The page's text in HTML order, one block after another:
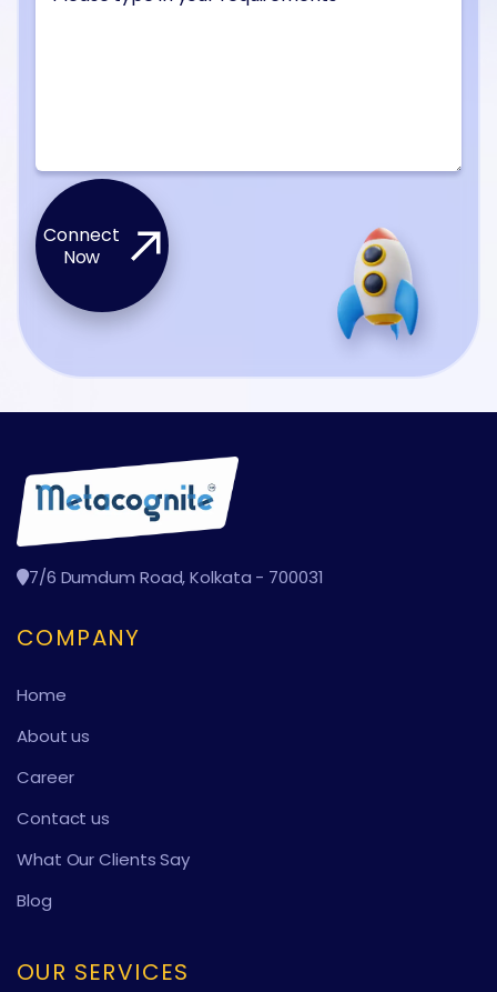
Connect
Now
7/6 Dumdum Road, Kolkata - 700031
COMPANY
Home
About us
Career
Contact us
What Our Clients Say
Blog
OUR SERVICES